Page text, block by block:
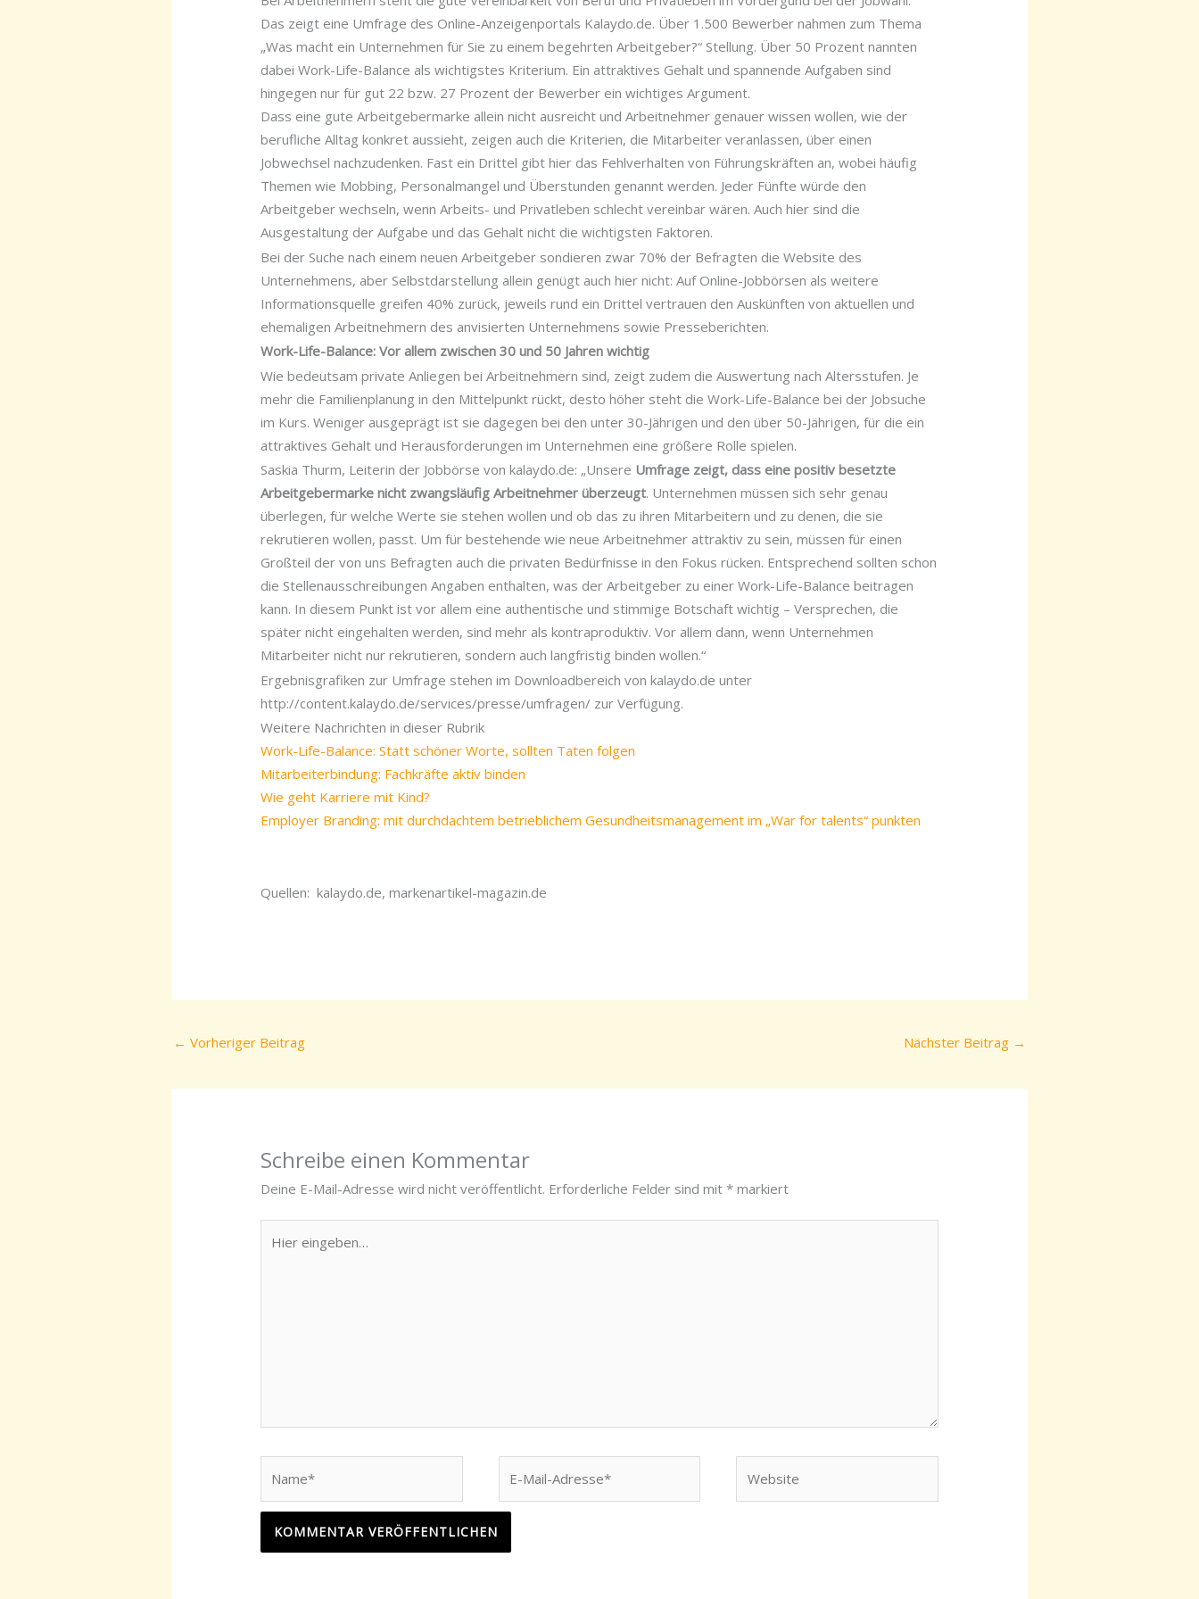
Das zeigt eine Umfrage des Online-Anzeigenportals Kalaydo.de. Über 1.500 Bewerber nahmen zum Thema
„Was macht ein Unternehmen für Sie zu einem begehrten Arbeitgeber?“ Stellung. Über 50 Prozent nannten
dabei Work-Life-Balance als wichtigstes Kriterium. Ein attraktives Gehalt und spannende Aufgaben sind
hingegen nur für gut 22 bzw. 27 Prozent der Bewerber ein wichtiges Argument.
Dass eine gute Arbeitgebermarke allein nicht ausreicht und Arbeitnehmer genauer wissen wollen, wie der
berufliche Alltag konkret aussieht, zeigen auch die Kriterien, die Mitarbeiter veranlassen, über einen
Jobwechsel nachzudenken. Fast ein Drittel gibt hier das Fehlverhalten von Führungskräften an, wobei häufig
Themen wie Mobbing, Personalmangel und Überstunden genannt werden. Jeder Fünfte würde den
Arbeitgeber wechseln, wenn Arbeits- und Privatleben schlecht vereinbar wären. Auch hier sind die
Ausgestaltung der Aufgabe und das Gehalt nicht die wichtigsten Faktoren.
Bei der Suche nach einem neuen Arbeitgeber sondieren zwar 70% der Befragten die Website des
Unternehmens, aber Selbstdarstellung allein genügt auch hier nicht: Auf Online-Jobbörsen als weitere
Informationsquelle greifen 40% zurück, jeweils rund ein Drittel vertrauen den Auskünften von aktuellen und
ehemaligen Arbeitnehmern des anvisierten Unternehmens sowie Presseberichten.
Work-Life-Balance: Vor allem zwischen 30 und 50 Jahren wichtig
Wie bedeutsam private Anliegen bei Arbeitnehmern sind, zeigt zudem die Auswertung nach Altersstufen. Je
mehr die Familienplanung in den Mittelpunkt rückt, desto höher steht die Work-Life-Balance bei der Jobsuche
im Kurs. Weniger ausgeprägt ist sie dagegen bei den unter 30-Jährigen und den über 50-Jährigen, für die ein
attraktives Gehalt und Herausforderungen im Unternehmen eine größere Rolle spielen.
Saskia Thurm, Leiterin der Jobbörse von kalaydo.de: „Unsere Umfrage zeigt, dass eine positiv besetzte
Arbeitgebermarke nicht zwangsläufig Arbeitnehmer überzeugt. Unternehmen müssen sich sehr genau
überlegen, für welche Werte sie stehen wollen und ob das zu ihren Mitarbeitern und zu denen, die sie
rekrutieren wollen, passt. Um für bestehende wie neue Arbeitnehmer attraktiv zu sein, müssen für einen
Großteil der von uns Befragten auch die privaten Bedürfnisse in den Fokus rücken. Entsprechend sollten schon
die Stellenausschreibungen Angaben enthalten, was der Arbeitgeber zu einer Work-Life-Balance beitragen
kann. In diesem Punkt ist vor allem eine authentische und stimmige Botschaft wichtig – Versprechen, die
später nicht eingehalten werden, sind mehr als kontraproduktiv. Vor allem dann, wenn Unternehmen
Mitarbeiter nicht nur rekrutieren, sondern auch langfristig binden wollen.“
Ergebnisgrafiken zur Umfrage stehen im Downloadbereich von kalaydo.de unter
http://content.kalaydo.de/services/presse/umfragen/ zur Verfügung.
Weitere Nachrichten in dieser Rubrik
Work-Life-Balance: Statt schöner Worte, sollten Taten folgen
Mitarbeiterbindung: Fachkräfte aktiv binden
Wie geht Karriere mit Kind?
Employer Branding: mit durchdachtem betrieblichem Gesundheitsmanagement im „War for talents“ punkten
Quellen: kalaydo.de, markenartikel-magazin.de
← Vorheriger Beitrag Nächster Beitrag →
Schreibe einen Kommentar
Deine E-Mail-Adresse wird nicht veröffentlicht. Erforderliche Felder sind mit* markiert
eingeben…
Adresse*